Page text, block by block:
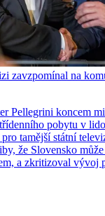
zavzpomínal na
Pellegrini koncem
pobytu v
tamější státní
že Slovensko
a zkritizoval vývoj